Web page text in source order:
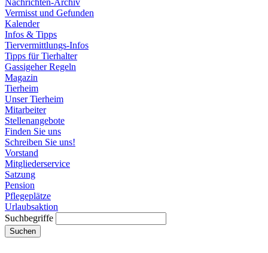
Nachrichten-Archiv
Vermisst und Gefunden
Kalender
Infos & Tipps
Tiervermittlungs-Infos
Tipps für Tierhalter
Gassigeher Regeln
Magazin
Tierheim
Unser Tierheim
Mitarbeiter
Stellenangebote
Finden Sie uns
Schreiben Sie uns!
Vorstand
Mitgliederservice
Satzung
Pension
Pflegeplätze
Urlaubsaktion
Suchbegriffe
Suchen